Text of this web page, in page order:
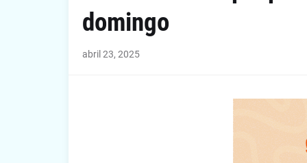
domingo
abril 23, 2025